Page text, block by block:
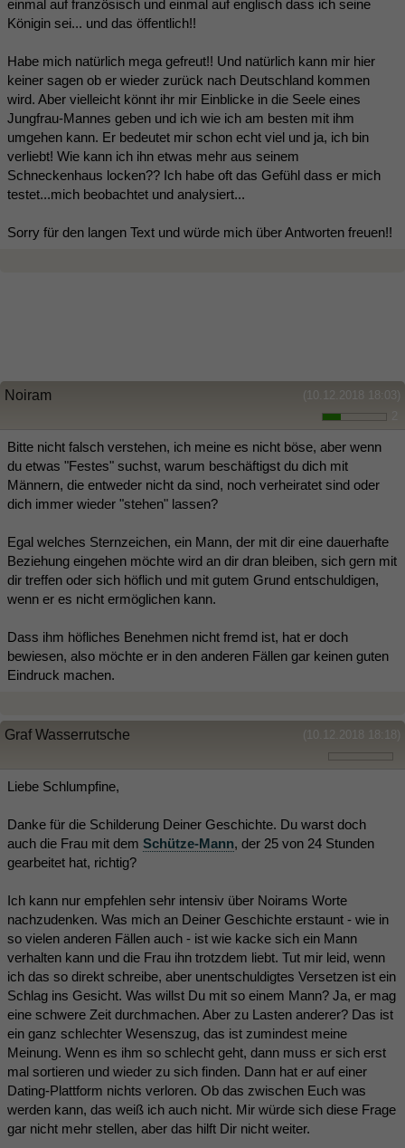
einmal auf französisch und einmal auf englisch dass ich seine
Königin sei... und das öffentlich!!
Habe mich natürlich mega gefreut!! Und natürlich kann mir hier
keiner sagen ob er wieder zurück nach Deutschland kommen
wird. Aber vielleicht könnt ihr mir Einblicke in die Seele eines
Jungfrau-Mannes geben und ich wie ich am besten mit ihm
umgehen kann. Er bedeutet mir schon echt viel und ja, ich bin
verliebt! Wie kann ich ihn etwas mehr aus seinem
Schneckenhaus locken?? Ich habe oft das Gefühl dass er mich
testet...mich beobachtet und analysiert...
Sorry für den langen Text und würde mich über Antworten freuen!!
(10.12.2018 18:03)
Noiram
Bitte nicht falsch verstehen, ich meine es nicht böse, aber wenn
du etwas "Festes" suchst, warum beschäftigst du dich mit
Männern, die entweder nicht da sind, noch verheiratet sind oder
dich immer wieder "stehen" lassen?
Egal welches Sternzeichen, ein Mann, der mit dir eine dauerhafte
Beziehung eingehen möchte wird an dir dran bleiben, sich gern mit
dir treffen oder sich höflich und mit gutem Grund entschuldigen,
wenn er es nicht ermöglichen kann.
Dass ihm höfliches Benehmen nicht fremd ist, hat er doch
bewiesen, also möchte er in den anderen Fällen gar keinen guten
Eindruck machen.
(10.12.2018 18:18)
Graf Wasserrutsche
Liebe Schlumpfine,
Danke für die Schilderung Deiner Geschichte. Du warst doch
auch die Frau mit dem Schütze-Mann, der 25 von 24 Stunden
gearbeitet hat, richtig?
Ich kann nur empfehlen sehr intensiv über Noirams Worte
nachzudenken. Was mich an Deiner Geschichte erstaunt - wie in
so vielen anderen Fällen auch - ist wie kacke sich ein Mann
verhalten kann und die Frau ihn trotzdem liebt. Tut mir leid, wenn
ich das so direkt schreibe, aber unentschuldigtes Versetzen ist ein
Schlag ins Gesicht. Was willst Du mit so einem Mann? Ja, er mag
eine schwere Zeit durchmachen. Aber zu Lasten anderer? Das ist
ein ganz schlechter Wesenszug, das ist zumindest meine
Meinung. Wenn es ihm so schlecht geht, dann muss er sich erst
mal sortieren und wieder zu sich finden. Dann hat er auf einer
Dating-Plattform nichts verloren. Ob das zwischen Euch was
werden kann, das weiß ich auch nicht. Mir würde sich diese Frage
gar nicht mehr stellen, aber das hilft Dir nicht weiter.